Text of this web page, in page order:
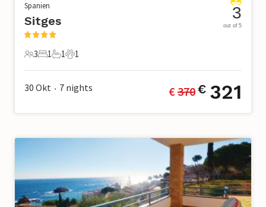
Spanien
Sitges
3 Gäste
3
1 Schlafzimmer
1
1 Badezimmer
1
1 Haustier
1
3
out of 5
30 Okt • 7 nights € 370€ 321